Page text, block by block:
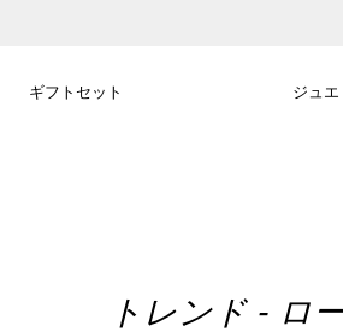
ギフトセット ジュエ
トレンド - ロ